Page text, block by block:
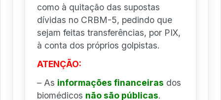
como à quitação das supostas
dívidas no CRBM-5, pedindo que
sejam feitas transferências, por PIX,
à conta dos próprios golpistas.
ATENÇÃO:
– As informações financeiras dos
biomédicos não são públicas.